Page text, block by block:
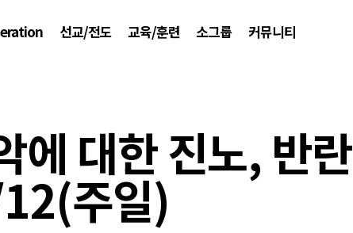
선교/전도 교육/훈련 소그룹 커뮤니티
대한 진노, 반란
주일)